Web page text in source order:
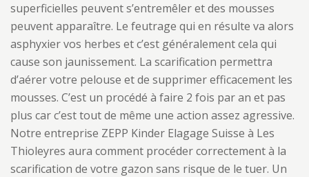
superficielles peuvent s’entremêler et des mousses
peuvent apparaître. Le feutrage qui en résulte va alors
asphyxier vos herbes et c’est généralement cela qui
cause son jaunissement. La scarification permettra
d’aérer votre pelouse et de supprimer efficacement les
mousses. C’est un procédé à faire 2 fois par an et pas
plus car c’est tout de même une action assez agressive.
Notre entreprise ZEPP Kinder Elagage Suisse à Les
Thioleyres aura comment procéder correctement à la
scarification de votre gazon sans risque de le tuer. Un